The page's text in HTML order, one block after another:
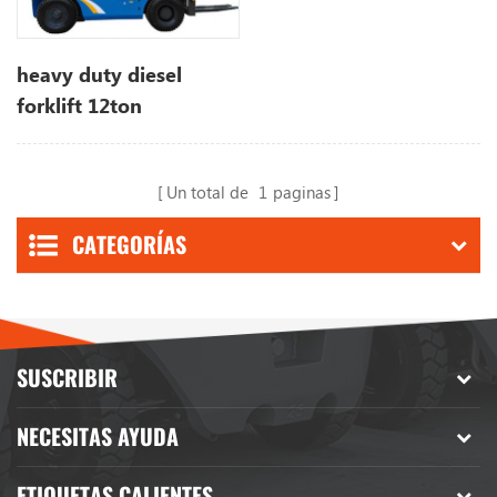
heavy duty diesel
forklift 12ton
Un total de 1 paginas
CATEGORÍAS
SUSCRIBIR
NECESITAS AYUDA